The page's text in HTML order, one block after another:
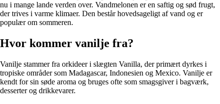
nu i mange lande verden over. Vandmelonen er en saftig og sød frugt,
der trives i varme klimaer. Den består hovedsageligt af vand og er
populær om sommeren.
Hvor kommer vanilje fra?
Vanilje stammer fra orkideer i slægten Vanilla, der primært dyrkes i
tropiske områder som Madagascar, Indonesien og Mexico. Vanilje er
kendt for sin søde aroma og bruges ofte som smagsgiver i bagværk,
desserter og drikkevarer.